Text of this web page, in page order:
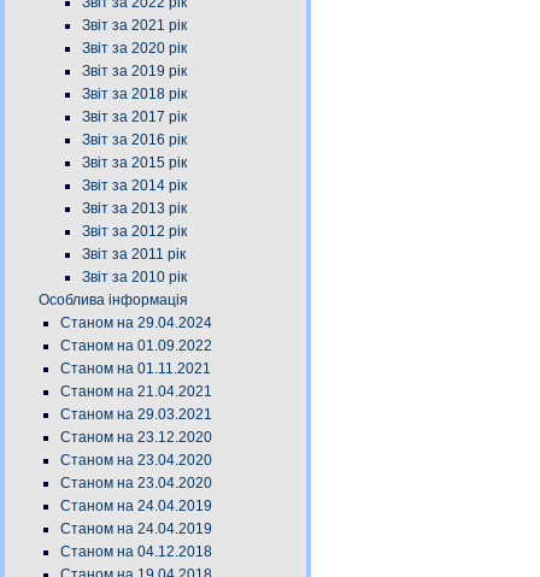
Звіт за 2021 рік
Звіт за 2020 рік
Звіт за 2019 рік
Звіт за 2018 рік
Звіт за 2017 рік
Звіт за 2016 рік
Звіт за 2015 рік
Звіт за 2014 рік
Звіт за 2013 рік
Звіт за 2012 рік
Звіт за 2011 рік
Звіт за 2010 рік
Особлива інформація
Станом на 29.04.2024
Станом на 01.09.2022
Станом на 01.11.2021
Станом на 21.04.2021
Станом на 29.03.2021
Станом на 23.12.2020
Станом на 23.04.2020
Станом на 23.04.2020
Станом на 24.04.2019
Станом на 24.04.2019
Станом на 04.12.2018